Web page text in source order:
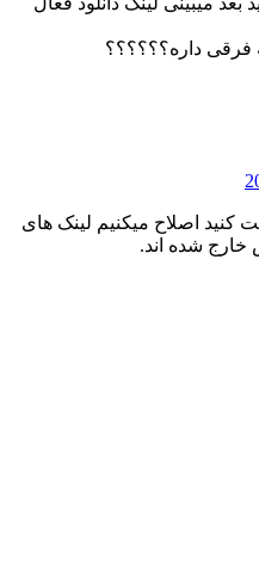
فرقی داره؟؟؟؟؟؟
کنید اصلاح میکنیم لینک های
شده اند.